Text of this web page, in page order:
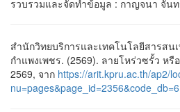
รวบรวมและจัดทำข้อมูล : กาญจนา จัน
สำนักวิทยบริการและเทคโนโลยีสารสน
กำแพงเพชร. (2569). ลายโหร่วซรั้ว ห
2569, จาก https://arit.kpru.ac.th/ap2/